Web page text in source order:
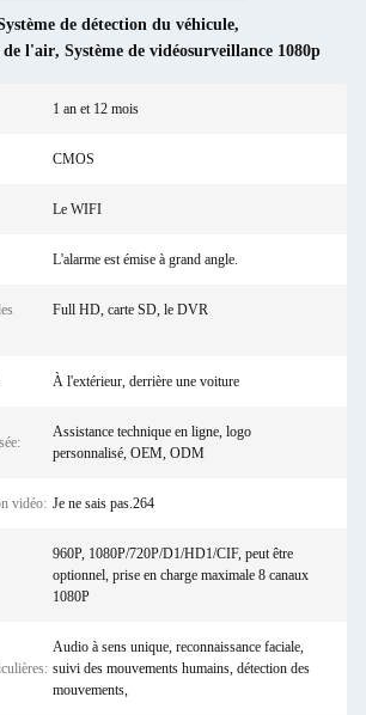
de détection du véhicule,
de l'air, Système de vidéosurveillance 1080p
1 an et 12 mois
CMOS
Le WIFI
L'alarme est émise à grand angle.
Full HD, carte SD, le DVR
À l'extérieur, derrière une voiture
Assistance technique en ligne, logo
personnalisé, OEM, ODM
vidéo: Je ne sais pas.264
960P, 1080P/720P/D1/HD1/CIF, peut être
optionnel, prise en charge maximale 8 canaux
1080P
Audio à sens unique, reconnaissance faciale,
suivi des mouvements humains, détection des
mouvements,